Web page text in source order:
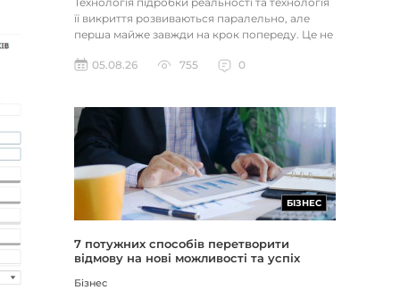
її викриття розвиваються паралельно, але
перша майже завжди на крок попереду. Це не
05.08.26
755 0
БІЗНЕС
7 потужних способів перетворити
відмову на нові можливості та успіх
Бізнес